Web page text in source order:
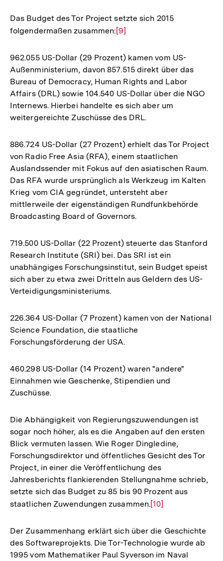
Das Budget des Tor Project setzte sich 2015
folgendermaßen zusammen:Zur
der
Fußnote
[9]
962.055 US-Dollar (29 Prozent) kamen vom US-
Außenministerium, davon 857.515 direkt über das
Bureau of Democracy, Human Rights and Labor
Affairs (DRL) sowie 104.540 US-Dollar über die NGO
Internews. Hierbei handelte es sich aber um
weitergereichte Zuschüsse des DRL.
886.724 US-Dollar (27 Prozent) erhielt das Tor Project
von Radio Free Asia (RFA), einem staatlichen
Auslandssender mit Fokus auf den asiatischen Raum.
Das RFA wurde ursprünglich als Werkzeug im Kalten
Krieg vom CIA gegründet, untersteht aber
mittlerweile der eigenständigen Rundfunkbehörde
Broadcasting Board of Governors.
719.500 US-Dollar (22 Prozent) steuerte das Stanford
Research Institute (SRI) bei. Das SRI ist ein
unabhängiges Forschungsinstitut, sein Budget speist
sich aber zu etwa zwei Dritteln aus Geldern des US-
Verteidigungsministeriums.
226.364 US-Dollar (7 Prozent) kamen von der National
Science Foundation, die staatliche
Forschungsförderung der USA.
460.298 US-Dollar (14 Prozent) waren "andere"
Einnahmen wie Geschenke, Stipendien und
Zuschüsse.
Die Abhängigkeit von Regierungszuwendungen ist
sogar noch höher, als es die Angaben auf den ersten
Blick vermuten lassen. Wie Roger Dingledine,
Forschungsdirektor und öffentliches Gesicht des Tor
Project, in einer die Veröffentlichung des
Jahresberichts flankierenden Stellungnahme schrieb,
setzte sich das Budget zu 85 bis 90 Prozent aus
staatlichen Zuwendungen zusammen.Zur
der
Fußnote
[10]
Der Zusammenhang erklärt sich über die Geschichte
des Softwareprojekts. Die Tor-Technologie wurde ab
1995 vom Mathematiker Paul Syverson im Naval